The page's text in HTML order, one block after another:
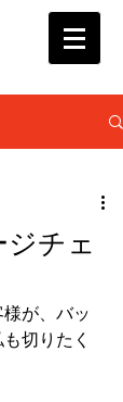
チェ
が、バッ
切りたく